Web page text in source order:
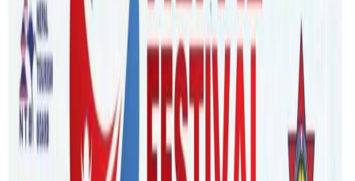
Friday, 2024 March 15 / 10:37 am
अ− अ